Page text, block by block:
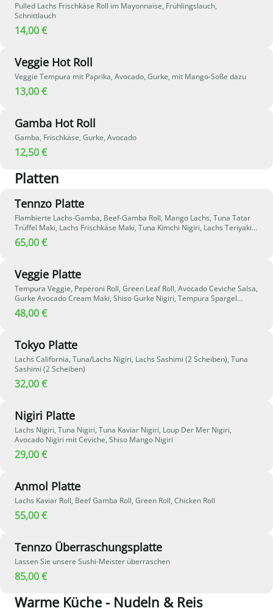
Pulled Lachs Frischkäse Roll im Mayonnaise, Frühlingslauch,
Schnittlauch
14,00 €
Veggie Hot Roll
Veggie Tempura mit Paprika, Avocado, Gurke, mit Mango-Soße dazu
13,00 €
Gamba Hot Roll
Gamba, Frischkäse, Gurke, Avocado
12,50 €
Platten
Tennzo Platte
Flambierte Lachs-Gamba, Beef-Gamba Roll, Mango Lachs, Tuna Tatar
Trüffel Maki, Lachs Frischkäse Maki, Tuna Kimchi Nigiri, Lachs Teriyaki
Nigiri, Pure Sashimi (Tuna/Lachs/Loup - 2 Stück), 2 Stück Tempura
Garnelen, 2x Dessert vom Haus
65,00 €
Veggie Platte
Tempura Veggie, Peperoni Roll, Green Leaf Roll, Avocado Ceviche Salsa,
Gurke Avocado Cream Maki, Shiso Gurke Nigiri, Tempura Spargel
Nigiri, Avocado Sashimi
48,00 €
Tokyo Platte
Lachs California, Tuna/Lachs Nigiri, Lachs Sashimi (2 Scheiben), Tuna
Sashimi (2 Scheiben)
32,00 €
Nigiri Platte
Lachs Nigiri, Tuna Nigiri, Tuna Kaviar Nigiri, Loup Der Mer Nigiri,
Avocado Nigiri mit Ceviche, Shiso Mango Nigiri
29,00 €
Anmol Platte
Lachs Kaviar Roll, Beef Gamba Roll, Green Roll, Chicken Roll
55,00 €
Tennzo Überraschungsplatte
Lassen Sie unsere Sushi-Meister überraschen
85,00 €
Warme Küche - Nudeln & Reis